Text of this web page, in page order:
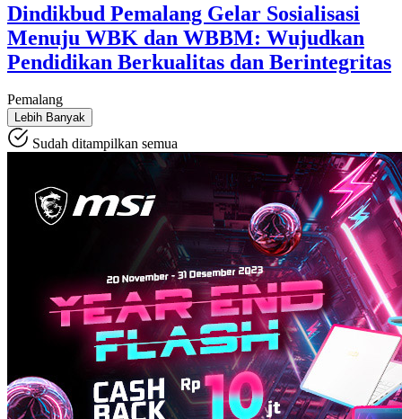
Dindikbud Pemalang Gelar Sosialisasi
Menuju WBK dan WBBM: Wujudkan
Pendidikan Berkualitas dan Berintegritas
Pemalang
Lebih Banyak
Sudah ditampilkan semua